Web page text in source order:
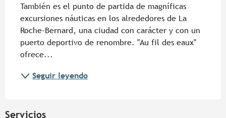
También es el punto de partida de magníficas
excursiones náuticas en los alrededores de La
Roche-Bernard, una ciudad con carácter y con un
puerto deportivo de renombre. "Au fil des eaux"
ofrece...
Seguir leyendo
Servicios